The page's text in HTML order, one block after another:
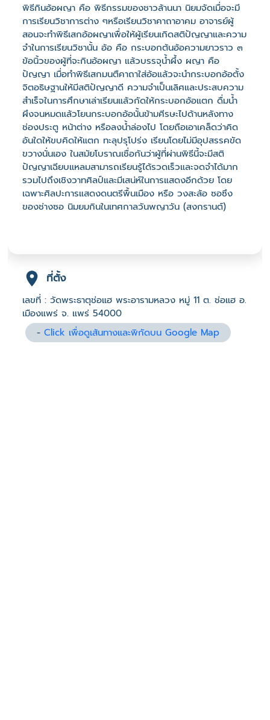
พิธีกินอ้อผญา คือ พิธีกรรมของชาวล้านนา นิยมจัดเมื่อจะมี
การเรียนวิชาการต่าง ๆหรือเรียนวิชาคาถาอาคม อาจารย์ผู้
สอนจะทำพิธีเสกอ้อผญาเพื่อให้ผู้เรียนเกิดสติปัญญาและความ
จำในการเรียนวิชานั้น อ้อ คือ กระบอกต้นอ้อความยาวราว ๓
ข้อนิ้วของผู้ที่จะกินอ้อผญา แล้วบรรจุน้ำผึ้ง ผญา คือ
ปัญญา เมื่อทำพิธีเสกมนตืคาถาใส่อ้อแล้วจะนำกระบอกอ้อตั้ง
จิตอธิษฐานให้มีสติปัญญาดี ความจำเป็นเลิศและประสบความ
สำเร็จในการศึกษาเล่าเรียนแล้วกัดให้กระบอกอ้อแตก ดื่มน้ำ
ผึงจนหมดแล้วโยนกระบอกอ้อนั้นข้ามศีรษะไปด้านหลังทาง
ช่องประตู หน้าต่าง หรือลงน้ำล่องไป โดยถือเอาเคล็ดว่าคิด
อันใดให้ขบคิดให้แตก ทะลุปรุโปร่ง เรียนโดยไม่มีอุปสรรคขัด
ขวางนั่นเอง ในสมัยโบราณเชื่อกันว่าผู้ที่ผ่านพิธีนี้จะมีสติ
ปัญญาเฉียบแหลมสามารถเรียนรู้ได้รวดเร็วและจดจำได้มาก
รวมไปถึงเชิงวาทศิลป์และมีเสน่ห์ในการแสดงอีกด้วย โดย
เฉพาะศิลปะการแสดงดนตรีพื้นเมือง หรือ วงสะล้อ ซอซึง
ของช่างซอ นิมยมกินในเทศกาลวันพญาวัน (สงกรานต์)
ที่ตั้ง
เลขที่ : วัดพระธาตุช่อแฮ พระอารามหลวง หมู่ 11 ต. ช่อแฮ อ.
เมืองแพร่ จ. แพร่ 54000
-Click เพื่อดูเส้นทางและพิกัดบน Google Map